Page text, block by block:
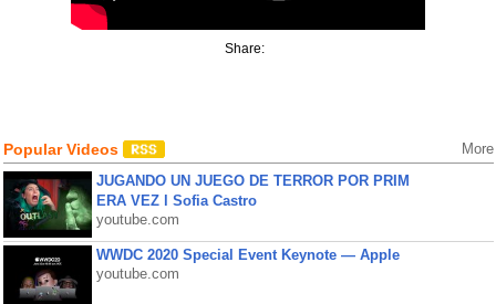
Share:
Popular Videos More
JUGANDO UN JUEGO DE TERROR POR PRIM
ERA VEZ l Sofia Castro
youtube.com
WWDC 2020 Special Event Keynote — Apple
youtube.com